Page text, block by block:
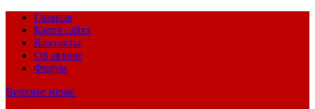
Главная
Карта сайта
Контакты
Об авторе
Форум
Верхнее меню